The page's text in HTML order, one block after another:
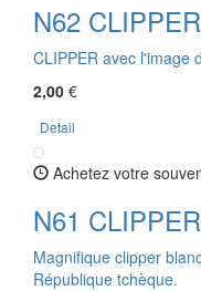
N62
CLIPPER avec l'image
2,00 €
Detail
Achetez votre
N61
Magnifique clipper
République tchèque.